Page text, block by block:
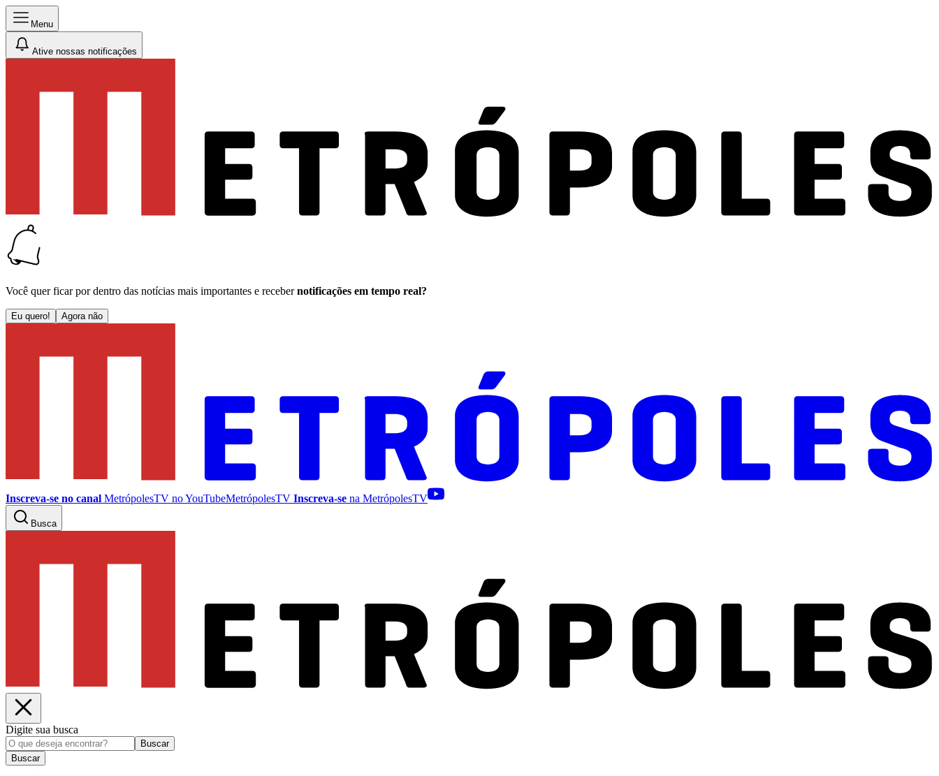
Menu
Ative nossas notificações
Você quer ficar por dentro das notícias mais importantes e receber notificações em tempo real?
Eu quero! Agora não
Inscreva-se no canal MetrópolesTV noYouTubeMetrópolesTV Inscreva-se na MetrópolesTV
Busca
Digite sua busca
Buscar
Buscar